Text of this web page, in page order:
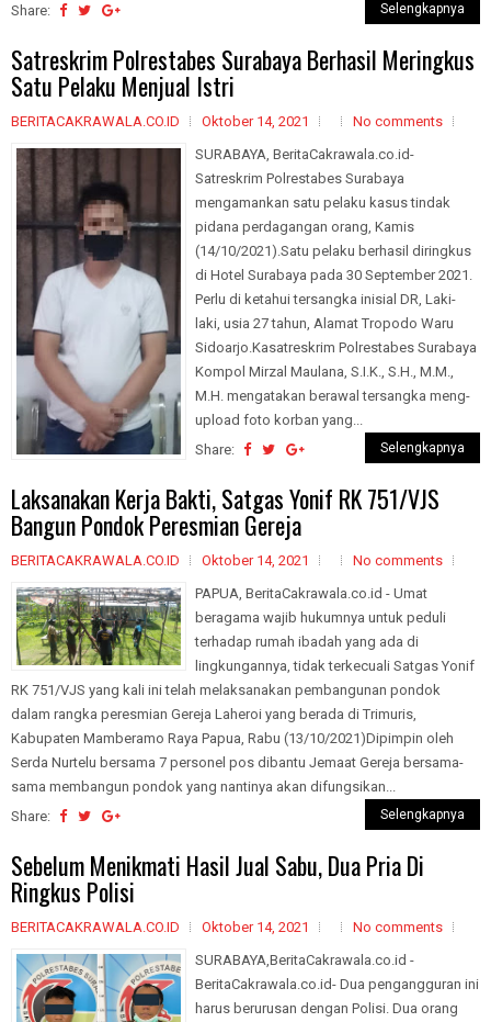
Share:
Selengkapnya
Satreskrim Polrestabes Surabaya Berhasil Meringkus
Satu Pelaku Menjual Istri
BERITACAKRAWALA.CO.ID Oktober 14, 2021
No comments
SURABAYA, BeritaCakrawala.co.id-
Satreskrim Polrestabes Surabaya
mengamankan satu pelaku kasus tindak
pidana perdagangan orang, Kamis
(14/10/2021).Satu pelaku berhasil diringkus
di Hotel Surabaya pada 30 September 2021.
Perlu di ketahui tersangka inisial DR, Laki-
laki, usia 27 tahun, Alamat Tropodo Waru
Sidoarjo.Kasatreskrim Polrestabes Surabaya
Kompol Mirzal Maulana, S.I.K., S.H., M.M.,
M.H. mengatakan berawal tersangka meng-
upload foto korban yang...
Share:
Selengkapnya
Laksanakan Kerja Bakti, Satgas Yonif RK 751/VJS
Bangun Pondok Peresmian Gereja
BERITACAKRAWALA.CO.ID Oktober 14, 2021
No comments
PAPUA, BeritaCakrawala.co.id - Umat
beragama wajib hukumnya untuk peduli
terhadap rumah ibadah yang ada di
lingkungannya, tidak terkecuali Satgas Yonif
RK 751/VJS yang kali ini telah melaksanakan pembangunan pondok
dalam rangka peresmian Gereja Laheroi yang berada di Trimuris,
Kabupaten Mamberamo Raya Papua, Rabu (13/10/2021)Dipimpin oleh
Serda Nurtelu bersama 7 personel pos dibantu Jemaat Gereja bersama-
sama membangun pondok yang nantinya akan difungsikan...
Share:
Selengkapnya
Sebelum Menikmati Hasil Jual Sabu, Dua Pria Di
Ringkus Polisi
BERITACAKRAWALA.CO.ID Oktober 14, 2021
No comments
SURABAYA,BeritaCakrawala.co.id -
BeritaCakrawala.co.id- Dua pengangguran ini
harus berurusan dengan Polisi. Dua orang